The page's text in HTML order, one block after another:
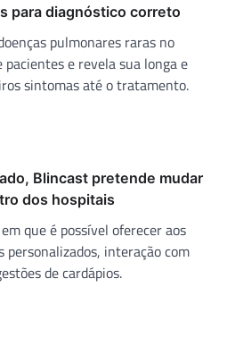
para diagnóstico correto
pulmonares raras no
e revela sua longa e
sintomas até o tratamento.
Blincast pretende mudar
dos hospitais
que é possível oferecer aos
personalizados, interação com
de cardápios.